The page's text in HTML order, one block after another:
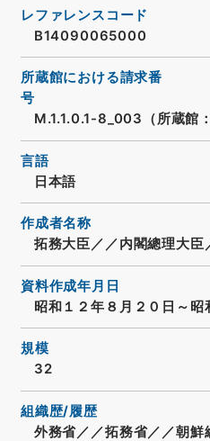
レファレンスコード
B14090065000
所蔵館における請求番
号
M.1.1.0.1-8_003（所蔵館
言語
日本語
作成者名称
拓務大臣／／内閣總理大臣
資料作成年月日
昭和１２年８月２０日～昭
規模
32
組織歴/履歴
外務省／／拓務省／／朝鮮